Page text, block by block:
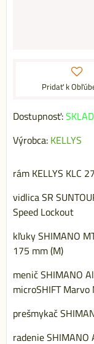
Pridať k
Dostupnosť:
Výrobca: KELLYS
rám KELLYS KLC
vidlica SR
Speed Lockout
kľuky SHIMANO
175 mm (M)
menič SHIMANO
microSHIFT
prešmykač
radenie